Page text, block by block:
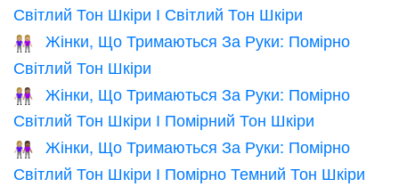
Світлий Тон Шкіри І Світлий Тон Шкіри
👭🏼
Жінки, Що Тримаються За Руки: Помірно
Світлий Тон Шкіри
👩🏼‍🤝‍👩🏽
Жінки, Що Тримаються За Руки: Помірно
Світлий Тон Шкіри І Помірний Тон Шкіри
👩🏼‍🤝‍👩🏾
Жінки, Що Тримаються За Руки: Помірно
Світлий Тон Шкіри І Помірно Темний Тон Шкіри